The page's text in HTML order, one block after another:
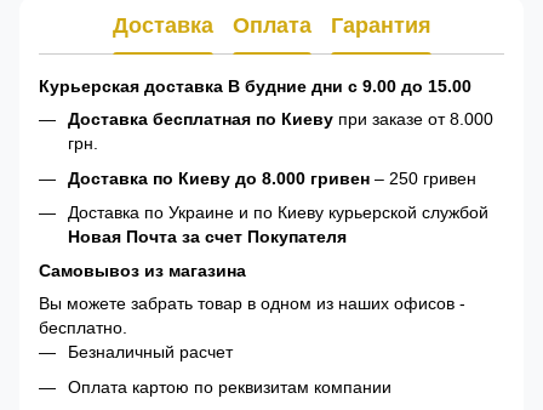
Доставка Оплата Гарантия
Курьерская доставка В будние дни с 9.00 до 15.00
Доставка бесплатная по Киеву при заказе от 8.000
грн.
Доставка по Киеву до 8.000 гривен – 250 гривен
Доставка по Украине и по Киеву курьерской службой
Новая Почта за счет Покупателя
Самовывоз из магазина
Вы можете забрать товар в одном из наших офисов -
бесплатно.
Безналичный расчет
Оплата картою по реквизитам компании